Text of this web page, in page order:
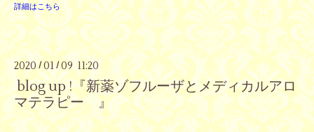
詳細はこちら
2020/01/09 11:20
blog up !『新薬ゾフルーザとメディカルアロ
マテラピー 』